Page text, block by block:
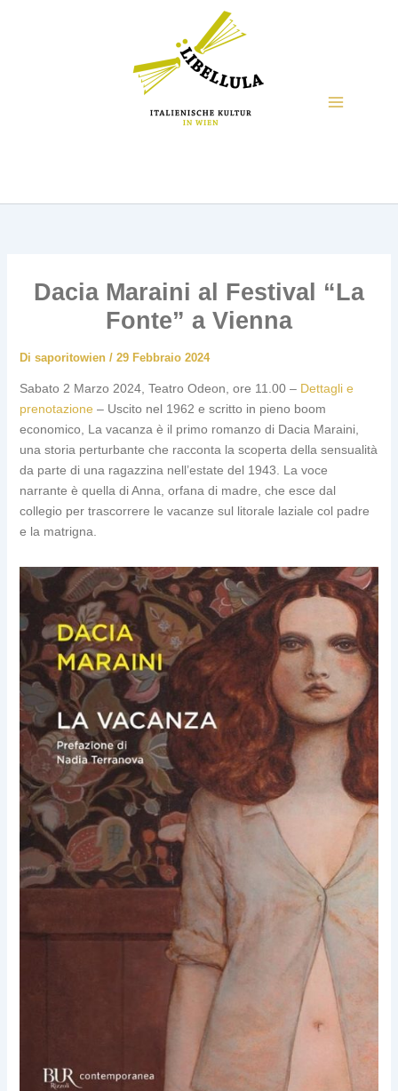
Dacia Maraini al Festival “La
Fonte” a Vienna
Di saporitowien / 29 Febbraio 2024
Sabato 2 Marzo 2024, Teatro Odeon, ore 11.00 – Dettagli e
prenotazione – Uscito nel 1962 e scritto in pieno boom
economico, La vacanza è il primo romanzo di Dacia Maraini,
una storia perturbante che racconta la scoperta della sensualità
da parte di una ragazzina nell’estate del 1943. La voce
narrante è quella di Anna, orfana di madre, che esce dal
collegio per trascorrere le vacanze sul litorale laziale col padre
e la matrigna.